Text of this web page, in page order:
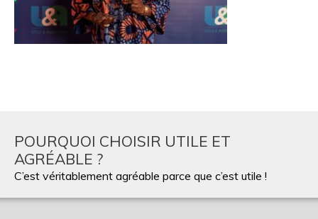
POURQUOI CHOISIR UTILE ET
AGRÉABLE ?
C’est véritablement agréable parce que c’est utile !